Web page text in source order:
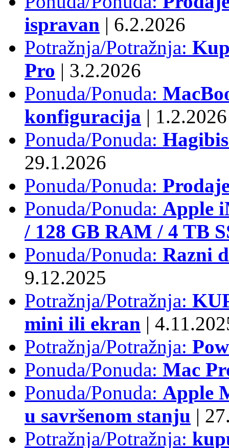
ispravan | 6.2.2026
Potražnja/Potražnja:
Pro | 3.2.2026
Ponuda/Ponuda:
konfiguracija | 1.2.2026
Ponuda/Ponuda:
29.1.2026
Ponuda/Ponuda:
Ponuda/Ponuda: Apple
/ 128 GB RAM / 4 TB
Ponuda/Ponuda: Razni
9.12.2025
Potražnja/Potražnja:
mini ili ekran |
Potražnja/Potražnja:
Ponuda/Ponuda: Mac
Ponuda/Ponuda: Apple
u savršenom stanju |
Potražnja/Potražnja: